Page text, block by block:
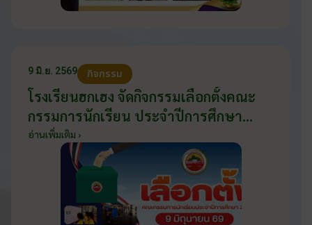
9 มิ.ย. 2569 กิจกรรม
โรงเรียนฮกเฮง จัดกิจกรรมเลือกตั้งคณะ
กรรมการนักเรียน ประจำปีการศึกษา
2569 ส่งเสริมประชาธิปไตยในโรงเรียน
วันที่ 9 มิถุนายน 2569
อ่านเพิ่มเติม ›